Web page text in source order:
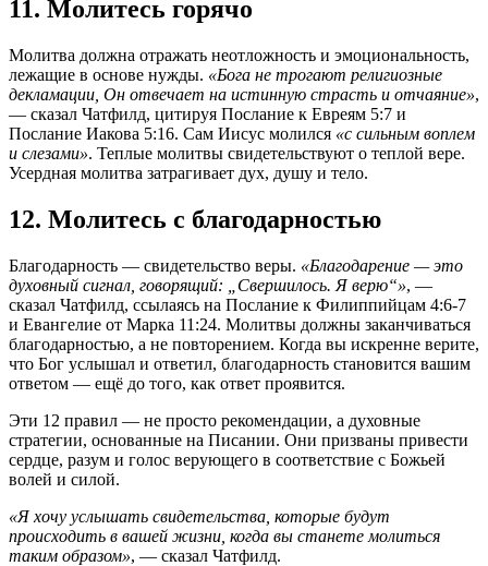
11. Молитесь горячо
Молитва должна отражать неотложность и эмоциональность,
лежащие в основе нужды. «Бога не трогают религиозные
декламации, Он отвечает на истинную страсть и отчаяние»,
— сказал Чатфилд, цитируя Послание к Евреям 5:7 и
Послание Иакова 5:16. Сам Иисус молился «с сильным воплем
и слезами». Теплые молитвы свидетельствуют о теплой вере.
Усердная молитва затрагивает дух, душу и тело.
12. Молитесь с благодарностью
Благодарность — свидетельство веры. «Благодарение — это
духовный сигнал, говорящий: „Свершилось. Я верю“», —
сказал Чатфилд, ссылаясь на Послание к Филиппийцам 4:6-7
и Евангелие от Марка 11:24. Молитвы должны заканчиваться
благодарностью, а не повторением. Когда вы искренне верите,
что Бог услышал и ответил, благодарность становится вашим
ответом — ещё до того, как ответ проявится.
Эти 12 правил — не просто рекомендации, а духовные
стратегии, основанные на Писании. Они призваны привести
сердце, разум и голос верующего в соответствие с Божьей
волей и силой.
«Я хочу услышать свидетельства, которые будут
происходить в вашей жизни, когда вы станете молиться
таким образом», — сказал Чатфилд.